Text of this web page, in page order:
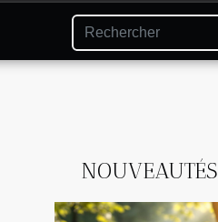
NOUVEAUTÉS